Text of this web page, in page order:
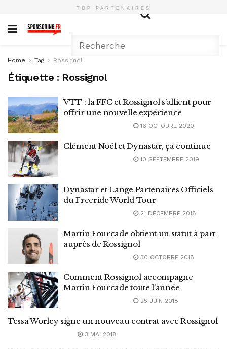
TOP PARTENAIRES
Home Tag Rossignol
Étiquette : Rossignol
VTT : la FFC et Rossignol s’allient pour
offrir une nouvelle expérience
16 OCTOBRE 2020
Clément Noël et Dynastar, ça continue
10 SEPTEMBRE 2019
Dynastar et Lange Partenaires Officiels
du Freeride World Tour
21 DÉCEMBRE 2018
Martin Fourcade obtient un statut à part
auprès de Rossignol
30 OCTOBRE 2018
Comment Rossignol accompagne
Martin Fourcade toute l’année
25 JUIN 2018
Tessa Worley signe un nouveau contrat avec Rossignol
3 MAI 2018